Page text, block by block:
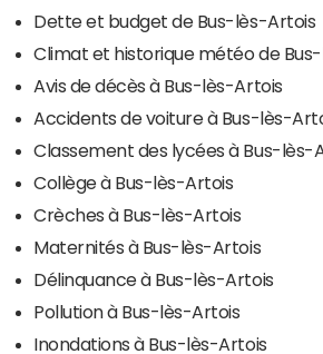
Dette et budget de Bus-lès-Artois
Climat et historique météo de
Avis de décès à Bus-lès-Artois
Accidents de voiture à Bus-lès-
Classement des lycées à Bus-lès-
Collège à Bus-lès-Artois
Crèches à Bus-lès-Artois
Maternités à Bus-lès-Artois
Délinquance à Bus-lès-Artois
Pollution à Bus-lès-Artois
Inondations à Bus-lès-Artois